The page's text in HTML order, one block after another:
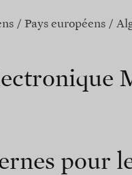
Pays européens
pour